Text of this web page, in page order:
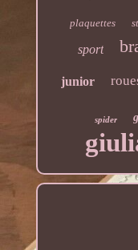
plaquettes
sport
junior
spider